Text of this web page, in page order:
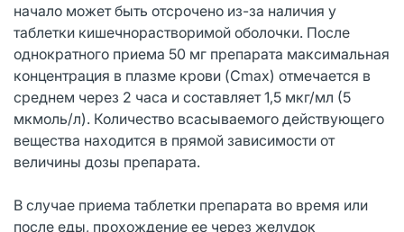
начало может быть отсрочено из-за наличия у
таблетки кишечнорастворимой оболочки. После
однократного приема 50 мг препарата максимальная
концентрация в плазме крови (Cmax) отмечается в
среднем через 2 часа и составляет 1,5 мкг/мл (5
мкмоль/л). Количество всасываемого действующего
вещества находится в прямой зависимости от
величины дозы препарата.
В случае приема таблетки препарата во время или
после еды, прохождение ее через желудок